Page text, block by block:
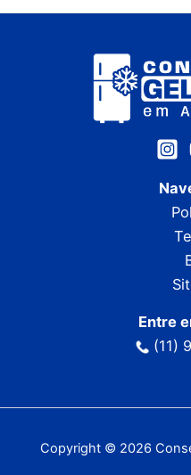
Entre
(11)
Copyright © 2026